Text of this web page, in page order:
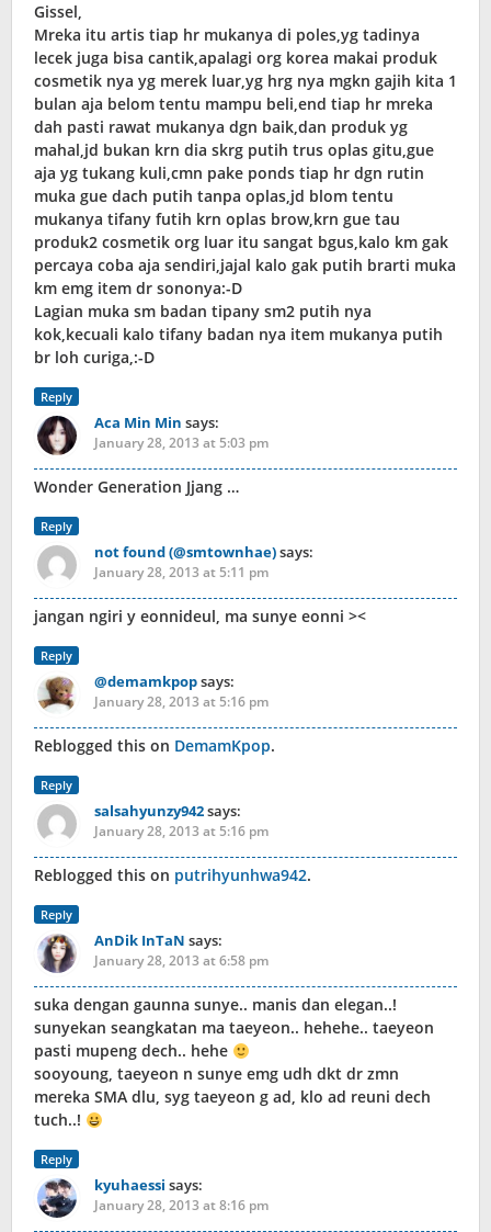
Gissel,
Mreka itu artis tiap hr mukanya di poles,yg tadinya
lecek juga bisa cantik,apalagi org korea makai produk
cosmetik nya yg merek luar,yg hrg nya mgkn gajih kita 1
bulan aja belom tentu mampu beli,end tiap hr mreka
dah pasti rawat mukanya dgn baik,dan produk yg
mahal,jd bukan krn dia skrg putih trus oplas gitu,gue
aja yg tukang kuli,cmn pake ponds tiap hr dgn rutin
muka gue dach putih tanpa oplas,jd blom tentu
mukanya tifany futih krn oplas brow,krn gue tau
produk2 cosmetik org luar itu sangat bgus,kalo km gak
percaya coba aja sendiri,jajal kalo gak putih brarti muka
km emg item dr sononya:-D
Lagian muka sm badan tipany sm2 putih nya
kok,kecuali kalo tifany badan nya item mukanya putih
br loh curiga,:-D
Reply
Aca Min Min says:
January 28, 2013 at 5:03 pm
Wonder Generation Jjang …
Reply
not found (@smtownhae)says:
January 28, 2013 at 5:11 pm
jangan ngiri y eonnideul, ma sunye eonni ><
Reply
@demamkpopsays:
January 28, 2013 at 5:16 pm
Reblogged this on DemamKpop.
Reply
salsahyunzy942says:
January 28, 2013 at 5:16 pm
Reblogged this on putrihyunhwa942.
Reply
AnDik InTaN says:
January 28, 2013 at 6:58 pm
suka dengan gaunna sunye.. manis dan elegan..!
sunyekan seangkatan ma taeyeon.. hehehe.. taeyeon
pasti mupeng dech.. hehe
sooyoung, taeyeon n sunye emg udh dkt dr zmn
mereka SMA dlu, syg taeyeon g ad, klo ad reuni dech
tuch..!
Reply
kyuhaessi says:
January 28, 2013 at 8:16 pm